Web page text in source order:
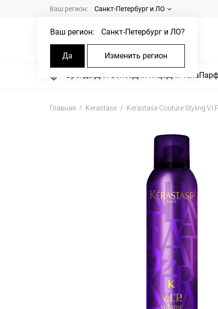
Ваш регион: Санкт-Петербург и ЛО
Ваш регион: Санкт-Петербург и ЛО?
Да Изменить регион
БрендыДля волосДля лицаДля тела
Главная Kerastase Kerastase Couture Styling